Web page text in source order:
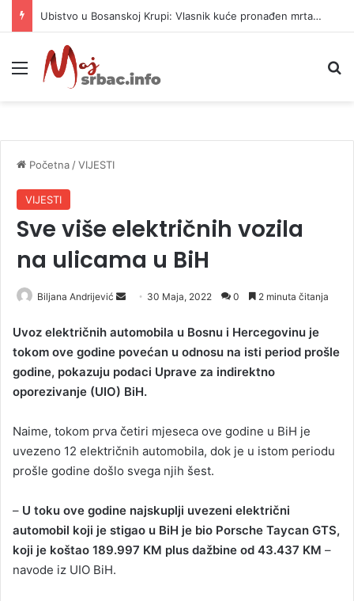
Ubistvo u Bosanskoj Krupi: Vlasnik kuće pronađen mrtav, uhapšen osumnjičeni
Meni
Početna /VIJESTI
VIJESTI
Sve više električnih vozila
na ulicama u BiH
Biljana Andrijević
n
d
a
n
m
a
30 Maja, 2022 0 2 minuta čitanja
Uvoz električnih automobila u Bosnu i Hercegovinu je
tokom ove godine povećan u odnosu na isti period prošle
godine, pokazuju podaci Uprave za indirektno
oporezivanje (UIO) BiH.
Naime, tokom prva četiri mjeseca ove godine u BiH je
uvezeno 12 električnih automobila, dok je u istom periodu
prošle godine došlo svega njih šest.
– U toku ove godine najskuplji uvezeni električni
automobil koji je stigao u BiH je bio Porsche Taycan GTS,
koji je koštao 189.997 KM plus dažbine od 43.437 KM –
navode iz UIO BiH.